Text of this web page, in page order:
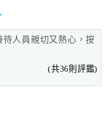
人員親切又熱心，按
(共36則評鑑)